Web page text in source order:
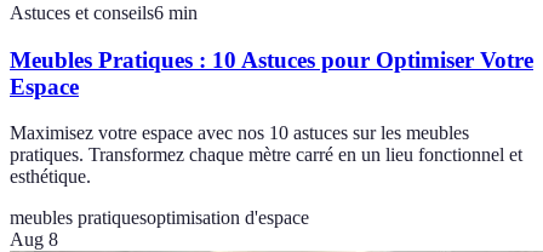
Astuces et conseils6 min
Meubles Pratiques : 10 Astuces pour Optimiser Votre
Espace
Maximisez votre espace avec nos 10 astuces sur les meubles
pratiques. Transformez chaque mètre carré en un lieu fonctionnel et
esthétique.
meubles pratiquesoptimisation d'espace
Aug 8